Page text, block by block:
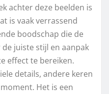
achter deze beelden is
is vaak verrassend
boodschap die de
juiste stijl en aanpak
effect te bereiken.
details, andere keren
Het is een